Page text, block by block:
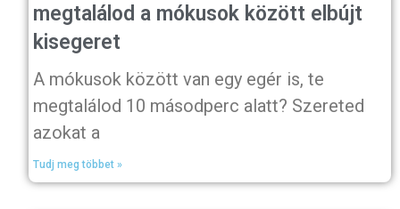
megtalálod a mókusok között elbújt
kisegeret
A mókusok között van egy egér is, te
megtalálod 10 másodperc alatt? Szereted
azokat a
Tudj meg többet »